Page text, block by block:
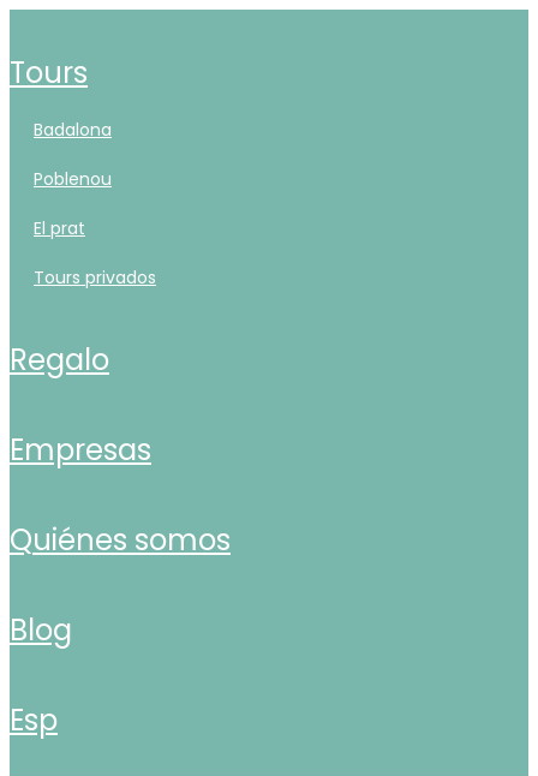
tours
badalona
poblenou
el prat
tours privados
regalo
empresas
quiénes somos
blog
esp